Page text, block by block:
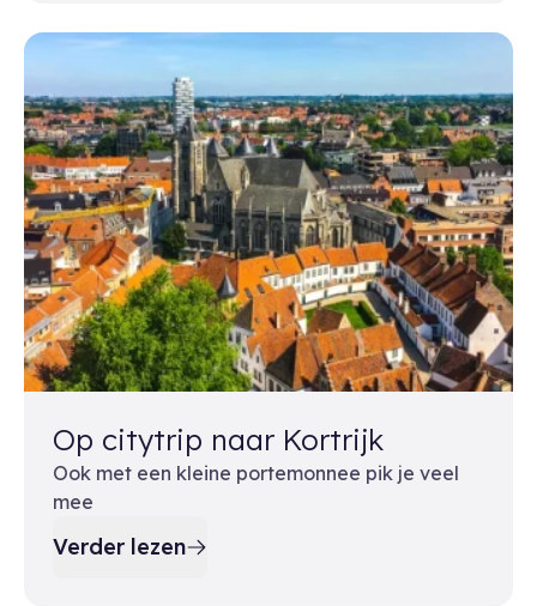
Op citytrip naar Kortrijk
Ook met een kleine portemonnee pik je veel
mee
Verder lezen